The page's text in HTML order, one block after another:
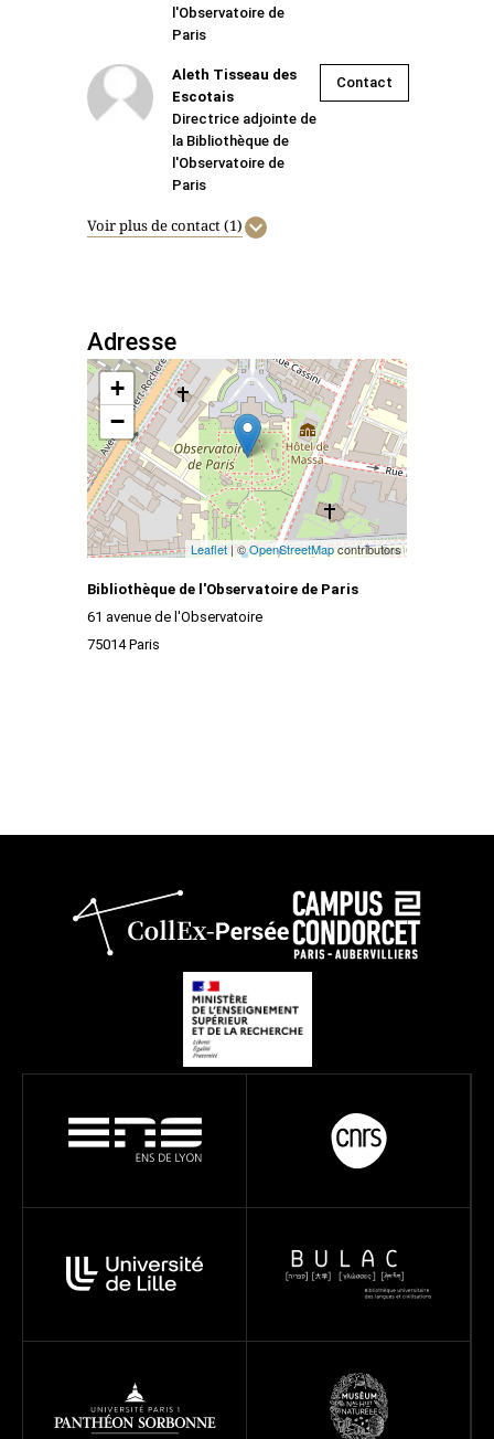
l'Observatoire de
Paris
Aleth Tisseau des
Escotais
Directrice adjointe de
la Bibliothèque de
l'Observatoire de
Paris
Contact
Voir plus de contact (1)
Adresse
+
−
Leaflet| ©OpenStreetMapcontributors
Bibliothèque de l'Observatoire de Paris
61 avenue de l'Observatoire
75014 Paris